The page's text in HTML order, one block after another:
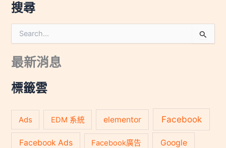
搜尋
尋
鍵
:
最新消息
標籤雲
Ads EDM 系統 elementor Facebook
Facebook Ads Facebook廣告 Google